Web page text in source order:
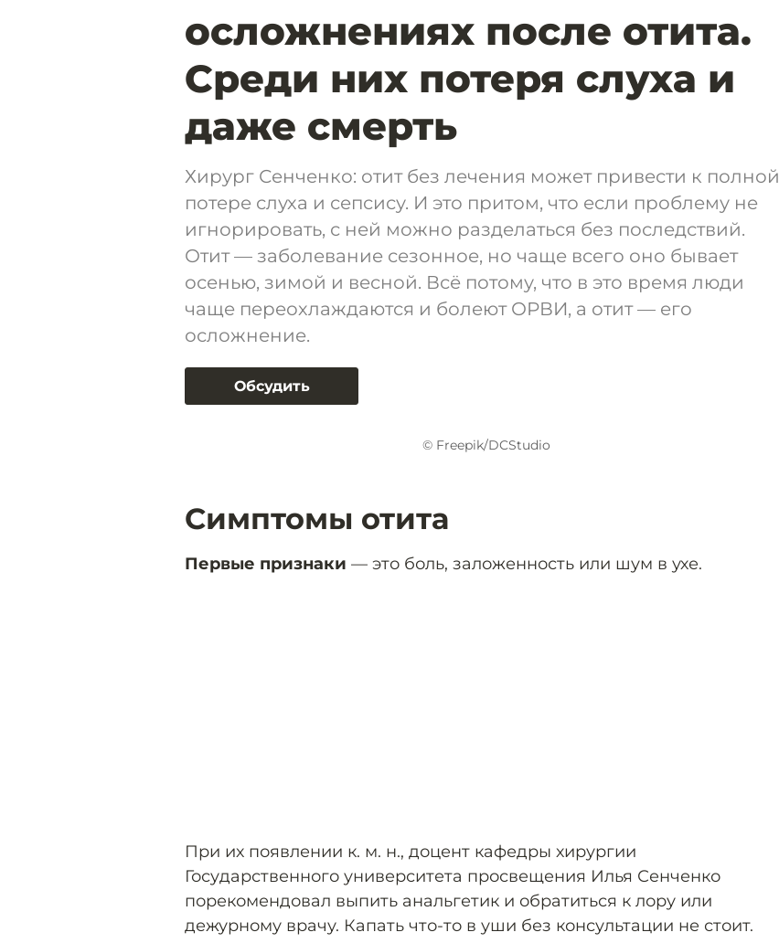
осложнениях после отита.
Среди них потеря слуха и
даже смерть
Хирург Сенченко: отит без лечения может привести к полной
потере слуха и сепсису. И это притом, что если проблему не
игнорировать, с ней можно разделаться без последствий.
Отит — заболевание сезонное, но чаще всего оно бывает
осенью, зимой и весной. Всё потому, что в это время люди
чаще переохлаждаются и болеют ОРВИ, а отит — его
осложнение.
Обсудить
© Freepik/DCStudio
Симптомы отита
Первые признаки — это боль, заложенность или шум в ухе.
При их появлении к. м. н., доцент кафедры хирургии
Государственного университета просвещения Илья Сенченко
порекомендовал выпить анальгетик и обратиться к лору или
дежурному врачу. Капать что-то в уши без консультации не стоит.